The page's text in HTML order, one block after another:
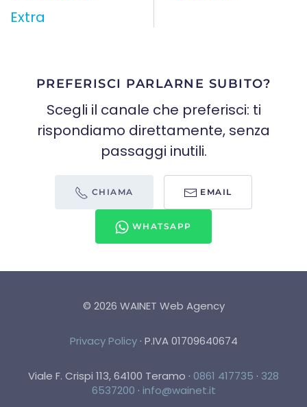
Extra
PREFERISCI PARLARNE SUBITO?
Scegli il canale che preferisci: ti
rispondiamo direttamente, senza
passaggi inutili.
CHIAMA EMAIL
WHATSAPP
© 2026 WAINET Web Agency
Privacy Policy · P.IVA 01709640674
Viale F. Crispi 113, 64100 Teramo · 0861 417735 · 328
6537200 · info@wainet.it